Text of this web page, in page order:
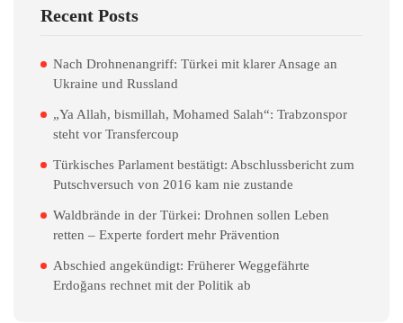
Recent Posts
Nach Drohnenangriff: Türkei mit klarer Ansage an
Ukraine und Russland
„Ya Allah, bismillah, Mohamed Salah“: Trabzonspor
steht vor Transfercoup
Türkisches Parlament bestätigt: Abschlussbericht zum
Putschversuch von 2016 kam nie zustande
Waldbrände in der Türkei: Drohnen sollen Leben
retten – Experte fordert mehr Prävention
Abschied angekündigt: Früherer Weggefährte
Erdoğans rechnet mit der Politik ab